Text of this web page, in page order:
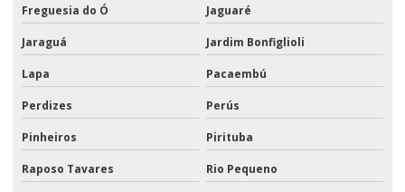
Movimentação e armazenagem de materiais logística
Movimentação de materiais
Movimentação de materiais logística
Movimentação de materiais e produtos
Operador Logístico Promocional
Positivação de pdv
Freguesia do Ó Jaguaré
Jaraguá Jardim Bonfiglioli
Lapa Pacaembú
Perdizes Perús
Pinheiros Pirituba
Raposo Tavares Rio Pequeno